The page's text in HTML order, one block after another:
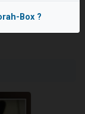
Box Music
Box ?